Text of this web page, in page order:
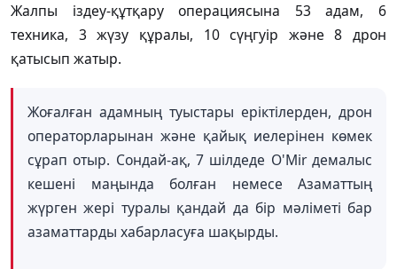
Жалпы іздеу-құтқару операциясына 53 адам, 6
техника, 3 жүзу құралы, 10 сүңгуір және 8 дрон
қатысып жатыр.
Жоғалған адамның туыстары еріктілерден, дрон
операторларынан және қайық иелерінен көмек
сұрап отыр. Сондай-ақ, 7 шілдеде O'Mir демалыс
кешені маңында болған немесе Азаматтың
жүрген жері туралы қандай да бір мәліметі бар
азаматтарды хабарласуға шақырды.